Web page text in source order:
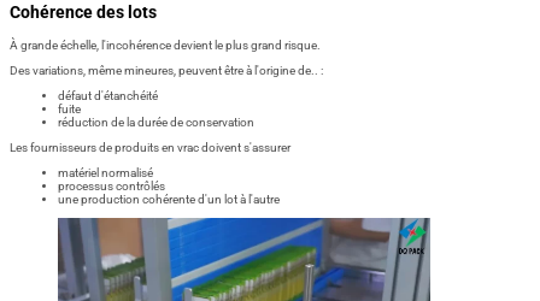
Cohérence des lots
À grande échelle, l'incohérence devient le plus grand risque.
Des variations, même mineures, peuvent être à l'origine de.. :
défaut d'étanchéité
fuite
réduction de la durée de conservation
Les fournisseurs de produits en vrac doivent s'assurer
matériel normalisé
processus contrôlés
une production cohérente d'un lot à l'autre